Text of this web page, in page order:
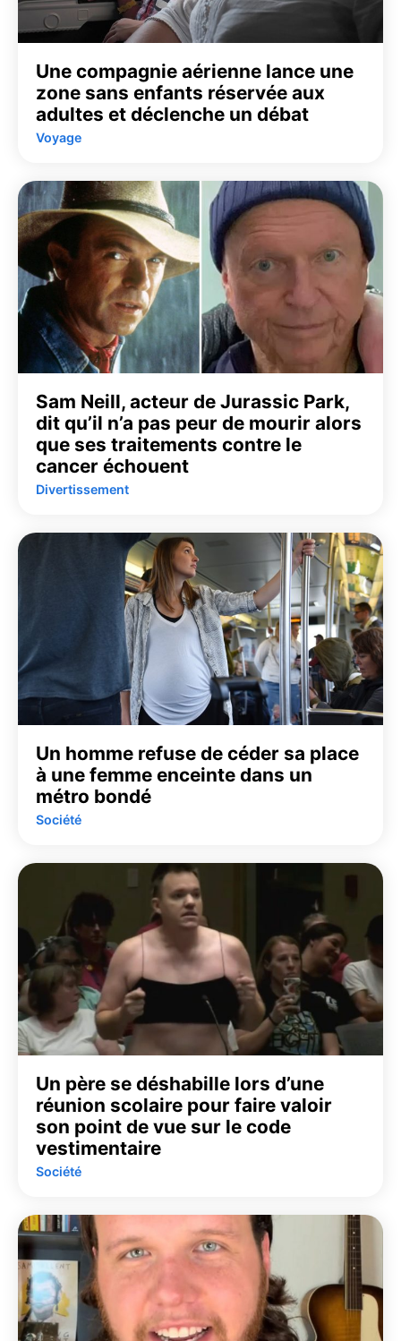
Une compagnie aérienne lance une
zone sans enfants réservée aux
adultes et déclenche un débat
Voyage
Sam Neill, acteur de Jurassic Park,
dit qu’il n’a pas peur de mourir alors
que ses traitements contre le
cancer échouent
Divertissement
Un homme refuse de céder sa place
à une femme enceinte dans un
métro bondé
Société
Un père se déshabille lors d’une
réunion scolaire pour faire valoir
son point de vue sur le code
vestimentaire
Société